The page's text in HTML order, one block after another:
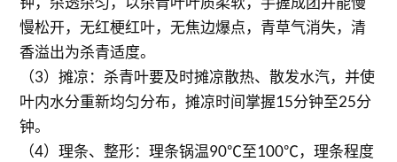
慢松开，无红梗红叶，无焦边爆点，青草气消失，清
香溢出为杀青适度。
（3）摊凉：杀青叶要及时摊凉散热、散发水汽，并使
叶内水分重新均匀分布，摊凉时间掌握15分钟至25分
钟。
（4）理条、整形：理条锅温90℃至100℃，理条程度